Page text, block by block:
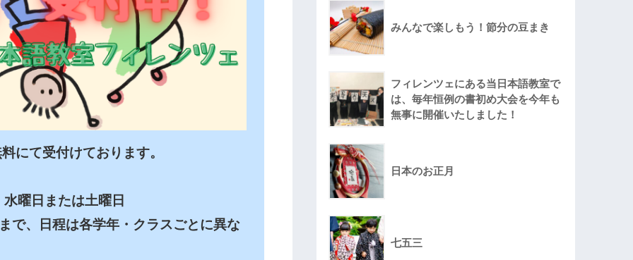
にて受付けております。
曜日または土曜日
で、日程は各学年・クラスごとに異な
みんなで楽しもう！節分の豆まき
フィレンツェにある当日本語教室で
は、毎年恒例の書初め大会を今年も
無事に開催いたしました！
日本のお正月
七五三